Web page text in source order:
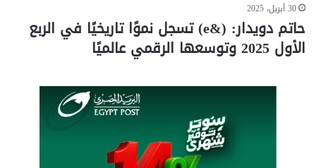
30 أبريل، 2025
حاتم دويدار: (&e) تسجل نموًا تاريخيًا في الربع
الأول 2025 وتوسعها الرقمي عالميًا